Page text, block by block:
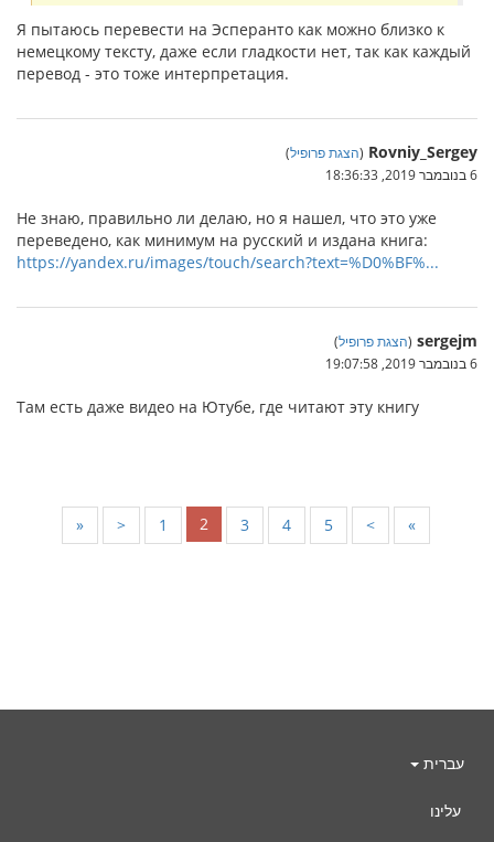
Я пытаюсь перевести на Эсперанто как можно близко к
немецкому тексту, даже если гладкости нет, так как каждый
перевод - это тоже интерпретация.
Rovniy_Sergey
(הצגת פרופיל)
6 בנובמבר 2019, 18:36:33
Не знаю, правильно ли делаю, но я нашел, что это уже
переведено, как минимум на русский и издана книга:
https://yandex.ru/images/touch/search?text=%D0%BF%...
sergejm
(הצגת פרופיל)
6 בנובמבר 2019, 19:07:58
Там есть даже видео на Ютубе, где читают эту книгу
« < 1 2 3 4 5 > »
עברית
עלינו